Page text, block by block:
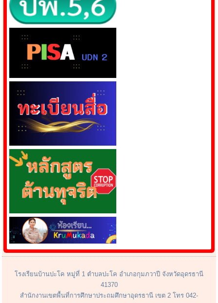
โรงเรียนบ้านปะโค หมู่ที่ 1 ตำบลปะโค อำเภอกุมภวาปี จังหวัดอุดรธานี
41370
สำนักงานเขตพื้นที่การศึกษาประถมศึกษาอุดรธานี เขต 2 โทร 042-